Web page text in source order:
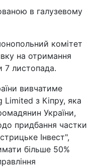
в галузевому
комітет
на отримання
7 листопада.
вивчатиме
Limited з Кіпру, яка
України,
придбання частки
Інвест",
більше 50%